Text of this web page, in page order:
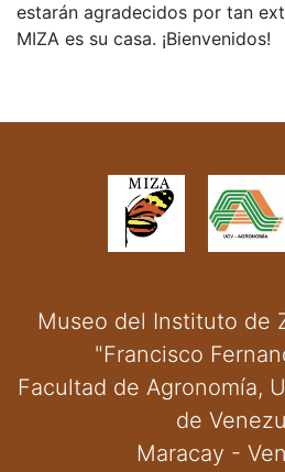
estarán agradecidos por tan
MIZA es su casa. ¡Bienvenidos!
Museo del Instituto de
"Francisco
Facultad de Agronomía,
de
Maracay -